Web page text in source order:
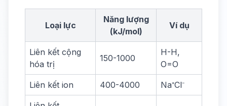
Loại lực
Năng lượng
(kJ/mol)
Ví dụ
Liên kết cộng
hóa trị
150-1000
H-H,
O=O
Liên kết ion 400-4000 Na⁺Cl⁻